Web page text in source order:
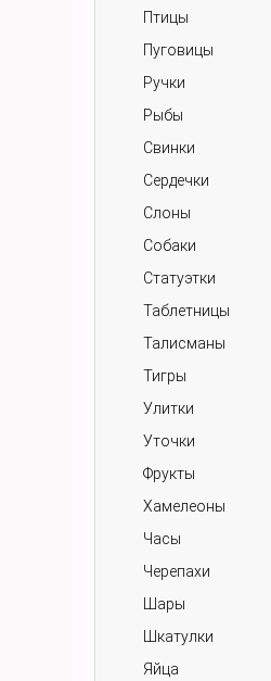
Птицы
Пуговицы
Ручки
Рыбы
Свинки
Сердечки
Слоны
Собаки
Статуэтки
Таблетницы
Талисманы
Тигры
Улитки
Уточки
Фрукты
Хамелеоны
Часы
Черепахи
Шары
Шкатулки
Яйца